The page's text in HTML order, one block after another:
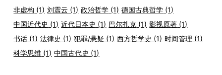
非虚构 (1) 刘震云 (1) 政治哲学 (1) 德国古典哲学 (1)
中国近代史 (1) 近代日本史 (1) 巴尔扎克 (1) 影视原著 (1)
书话 (1) 法律史 (1) 犯罪/悬疑 (1) 西方哲学史 (1) 时间管理 (1)
科学思维 (1) 中国古代史 (1)